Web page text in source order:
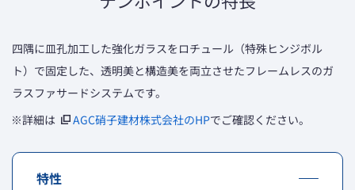
四隅に皿孔加工した強化ガラスをロチュール（特殊ヒンジボル
ト）で固定した、透明美と構造美を両立させたフレームレスのガ
ラスファサードシステムです。
※詳細は
AGC硝子建材株式会社のHPでご確認ください。
特性